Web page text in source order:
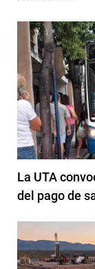
La UTA
del pago de